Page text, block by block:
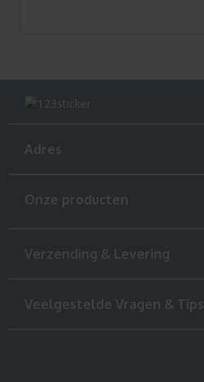
Adres
Onze producten
Verzending & Levering
Veelgestelde Vragen & Tips